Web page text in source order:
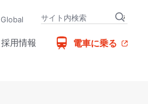
採用情報 電車に乗る
Global